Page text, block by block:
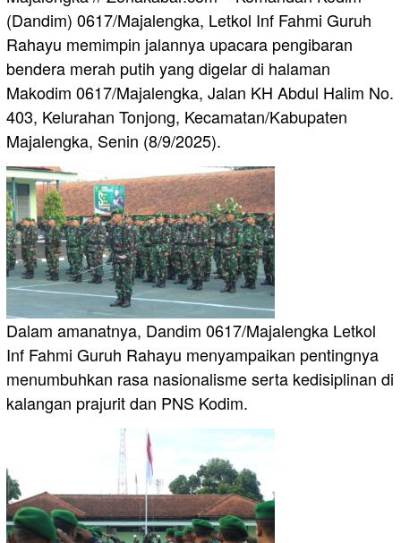
(Dandim) 0617/Majalengka, Letkol Inf Fahmi Guruh
Rahayu memimpin jalannya upacara pengibaran
bendera merah putih yang digelar di halaman
Makodim 0617/Majalengka, Jalan KH Abdul Halim No.
403, Kelurahan Tonjong, Kecamatan/Kabupaten
Majalengka, Senin (8/9/2025).
Dalam amanatnya, Dandim 0617/Majalengka Letkol
Inf Fahmi Guruh Rahayu menyampaikan pentingnya
menumbuhkan rasa nasionalisme serta kedisiplinan di
kalangan prajurit dan PNS Kodim.